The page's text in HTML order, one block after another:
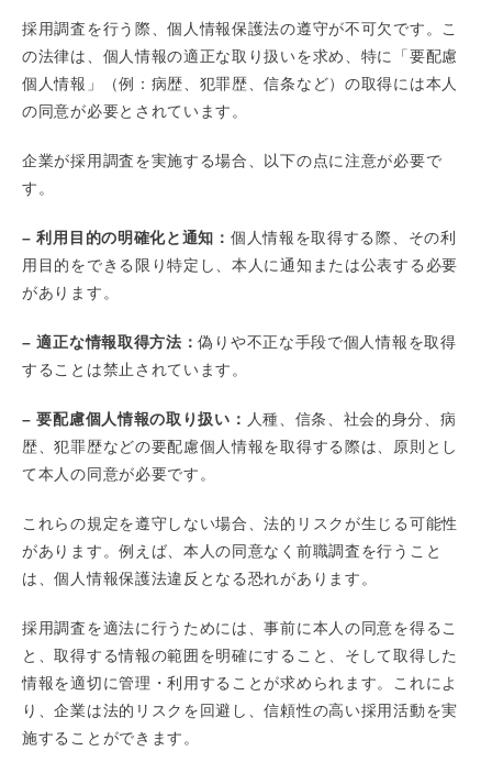
採用調査を行う際、個人情報保護法の遵守が不可欠です。こ
の法律は、個人情報の適正な取り扱いを求め、特に「要配慮
個人情報」（例：病歴、犯罪歴、信条など）の取得には本人
の同意が必要とされています。
企業が採用調査を実施する場合、以下の点に注意が必要で
す。
– 利用目的の明確化と通知： 個人情報を取得する際、その利
用目的をできる限り特定し、本人に通知または公表する必要
があります。
– 適正な情報取得方法：偽りや不正な手段で個人情報を取得
することは禁止されています。
– 要配慮個人情報の取り扱い： 人種、信条、社会的身分、病
歴、犯罪歴などの要配慮個人情報を取得する際は、原則とし
て本人の同意が必要です。
これらの規定を遵守しない場合、法的リスクが生じる可能性
があります。例えば、本人の同意なく前職調査を行うこと
は、個人情報保護法違反となる恐れがあります。
採用調査を適法に行うためには、事前に本人の同意を得るこ
と、取得する情報の範囲を明確にすること、そして取得した
情報を適切に管理・利用することが求められます。これによ
り、企業は法的リスクを回避し、信頼性の高い採用活動を実
施することができます。